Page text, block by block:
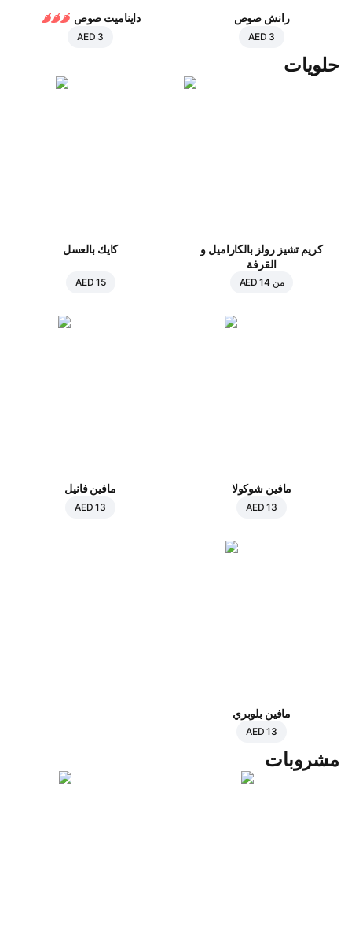
رانش صوص
AED 3
دايناميت صوص
AED 3
حلويات
كريم تشيز رولز بالكاراميل و
القرفة
منAED 14
كايك بالعسل
AED 15
مافين شوكولا
AED 13
مافين فانيل
AED 13
مافين بلوبري
AED 13
مشروبات